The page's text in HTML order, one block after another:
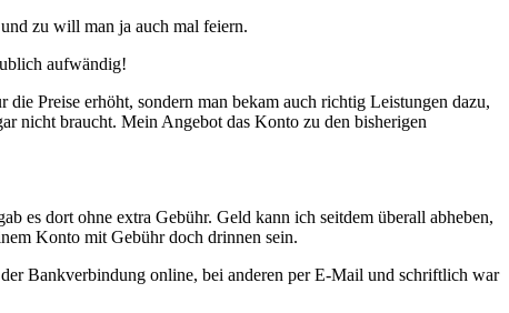
zu will man ja auch mal feiern.
aufwändig!
Preise erhöht, sondern man bekam auch richtig Leistungen dazu,
nicht braucht. Mein Angebot das Konto zu den bisherigen
es dort ohne extra Gebühr. Geld kann ich seitdem überall abheben,
Konto mit Gebühr doch drinnen sein.
Bankverbindung online, bei anderen per E-Mail und schriftlich war